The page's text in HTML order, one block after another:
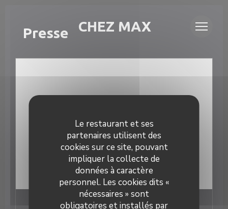
Le restaurant et ses
partenaires utilisent des
cookies sur ce site, pouvant
impliquer la collecte de
données à caractère
personnel. Les cookies dits «
nécessaires » sont
obligatoires et installés par
LA CAVE CHEZ MAX
Presse
09/06/2023